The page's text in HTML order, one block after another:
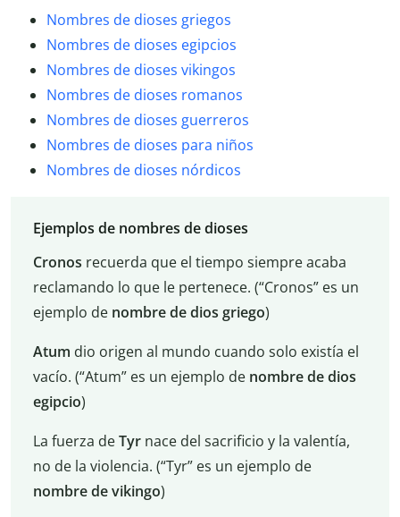
Nombres de dioses griegos
Nombres de dioses egipcios
Nombres de dioses vikingos
Nombres de dioses romanos
Nombres de dioses guerreros
Nombres de dioses para niños
Nombres de dioses nórdicos
Ejemplos de nombres de dioses
Cronos recuerda que el tiempo siempre acaba
reclamando lo que le pertenece. (“Cronos” es un
ejemplo de nombre de dios griego)
Atum dio origen al mundo cuando solo existía el
vacío. (“Atum” es un ejemplo de nombre de dios
egipcio)
La fuerza deTyrnace del sacrificio y la valentía,
no de la violencia. (“Tyr” es un ejemplo de
nombre de vikingo)